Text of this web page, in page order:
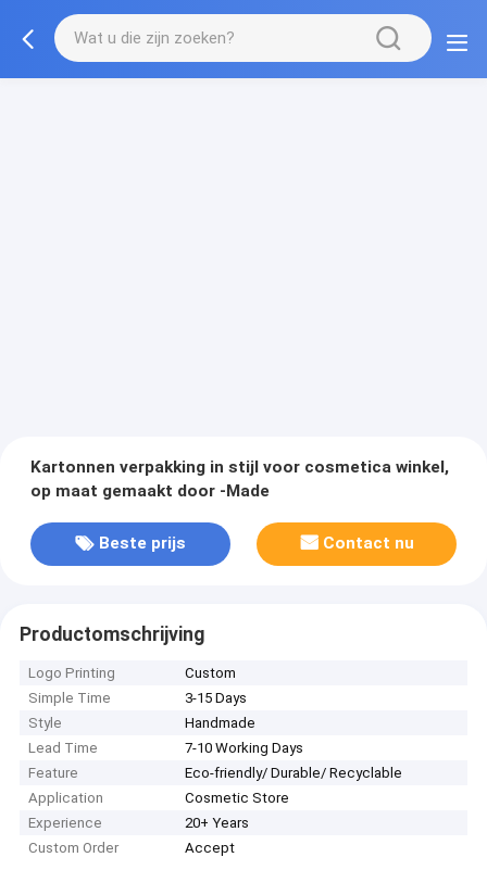
Kartonnen verpakking in stijl voor cosmetica winkel,
op maat gemaakt door -Made
Beste prijs Contact nu
Productomschrijving
Logo Printing
Custom
Simple Time
3-15 Days
Style
Handmade
Lead Time
7-10 Working Days
Feature
Eco-friendly/ Durable/ Recyclable
Application
Cosmetic Store
Experience
20+ Years
Custom Order
Accept